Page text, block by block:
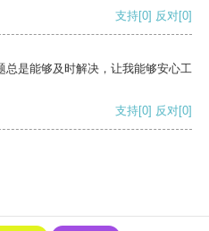
支持[0] 反对[0]
总是能够及时解决，让我能够安心工
支持[0] 反对[0]